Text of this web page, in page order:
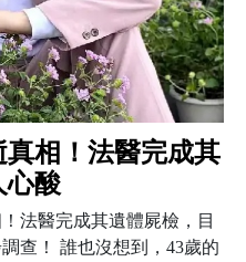
真相！法醫完成其
心酸
法醫完成其遺體屍檢，目
查！ 誰也沒想到，43歲的